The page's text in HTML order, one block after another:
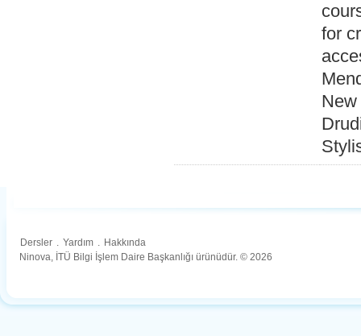
for
Dersler . Yardım . Hakkında
Ninova, İTÜ Bilgi İşlem Daire Başkanlığı ürünüdür. © 2026